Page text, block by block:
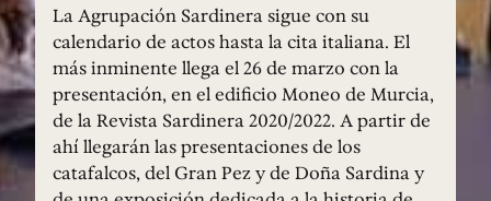
La Agrupación Sardinera sigue con su
calendario de actos hasta la cita italiana. El
más inminente llega el 26 de marzo con la
presentación, en el edificio Moneo de Murcia,
de la Revista Sardinera 2020/2022. A partir de
ahí llegarán las presentaciones de los
catafalcos, del Gran Pez y de Doña Sardina y